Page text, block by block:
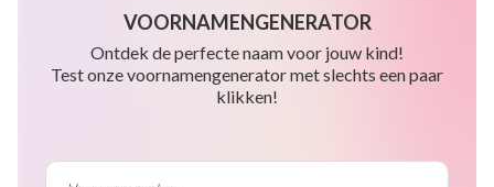
VOORNAMENGENERATOR
Ontdek de perfecte naam voor jouw kind!
Test onze voornamengenerator met slechts een paar
klikken!